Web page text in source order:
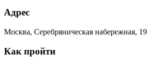
Адрес
Москва, Серебряническая набережная, 19
Как пройти